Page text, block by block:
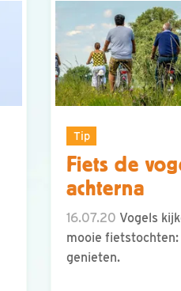
Tip
Fiets de
achterna
16.07.20 Vogels
mooie fietstochten:
genieten.